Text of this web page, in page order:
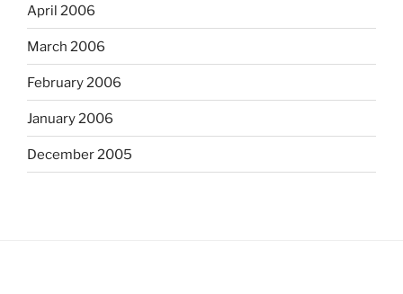
April 2006
March 2006
February 2006
January 2006
December 2005